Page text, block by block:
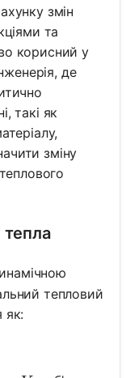
змін
та
корисний у
де
такі як
зміну
тепла
тепловий
як: